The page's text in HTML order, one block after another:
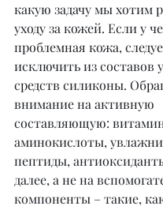
какую задачу мы хотим
уходу за кожей. Если у
проблемная кожа,
исключить из составов
средств силиконы.
внимание на активную
составляющую:
аминокислоты,
пептиды,
далее, а не на
компоненты – такие,